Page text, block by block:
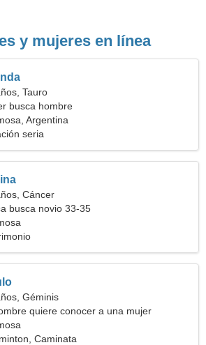
y mujeres en línea
Tauro
busca hombre
Argentina
seria
Cáncer
busca novio 33-35
Géminis
quiere conocer a una mujer
Caminata